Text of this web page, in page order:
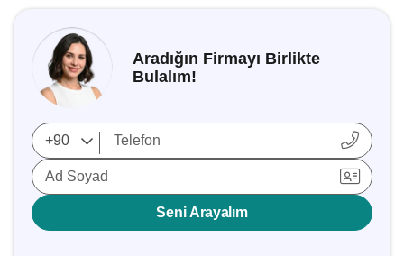
Aradığın Firmayı Birlikte
Bulalım!
Ad Soyad
Seni Arayalım